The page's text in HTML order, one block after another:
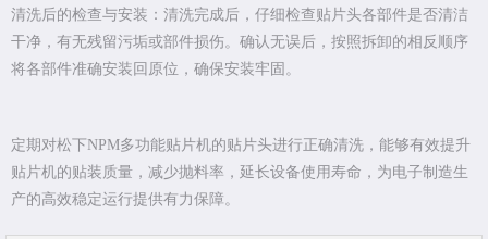
清洗后的检查与安装：清洗完成后，仔细检查贴片头各部件是否清洁
干净，有无残留污垢或部件损伤。确认无误后，按照拆卸的相反顺序
将各部件准确安装回原位，确保安装牢固。
定期对松下NPM多功能贴片机的贴片头进行正确清洗，能够有效提升
贴片机的贴装质量，减少抛料率，延长设备使用寿命，为电子制造生
产的高效稳定运行提供有力保障。